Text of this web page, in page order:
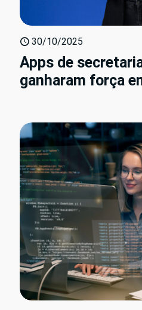
30/10/2025
Apps de
ganharam força